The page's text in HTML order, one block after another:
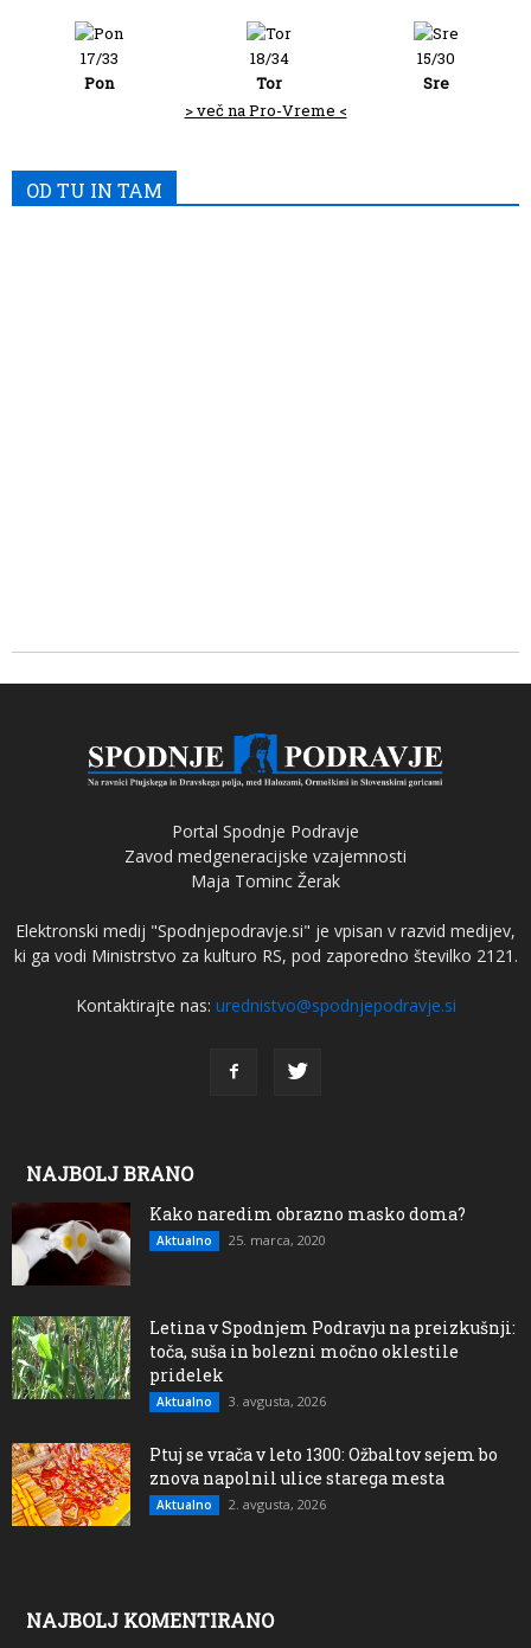
17/33
Pon
18/34
Tor
15/30
Sre
> več na Pro-Vreme <
OD TU IN TAM
Portal Spodnje Podravje
Zavod medgeneracijske vzajemnosti
Maja Tominc Žerak
Elektronski medij "Spodnjepodravje.si" je vpisan v razvid medijev,
ki ga vodi Ministrstvo za kulturo RS, pod zaporedno številko 2121.
Kontaktirajte nas: urednistvo@spodnjepodravje.si
NAJBOLJ BRANO
Kako naredim obrazno masko doma?
Aktualno 25. marca, 2020
Letina v Spodnjem Podravju na preizkušnji:
toča, suša in bolezni močno oklestile
pridelek
Aktualno 3. avgusta, 2026
Ptuj se vrača v leto 1300: Ožbaltov sejem bo
znova napolnil ulice starega mesta
Aktualno 2. avgusta, 2026
NAJBOLJ KOMENTIRANO